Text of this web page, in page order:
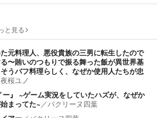
と見る
元料理人、悪役貴族の三男に転生したので
〜賄いのつもりで振る舞った飯が異世界基
うバフ料理らしく、なぜか使用人たちが忠
夜桜ユノ
ー』 ~ゲーム実況をしていたハズが、なぜか
まってた~／パクリーヌ四葉